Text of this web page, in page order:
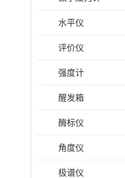
水平仪
评价仪
强度计
醒发箱
酶标仪
角度仪
极谱仪